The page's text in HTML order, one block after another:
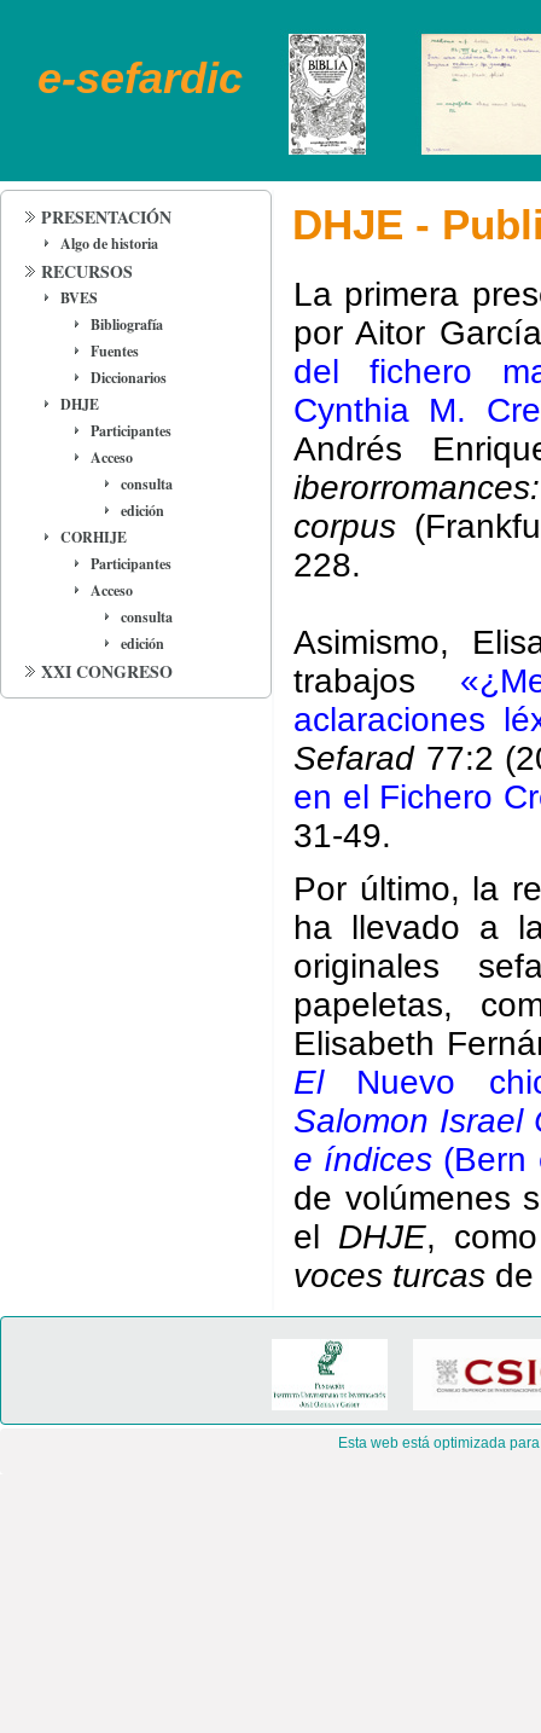
e-sefardic
PRESENTACIÓN
Algo de historia
RECURSOS
BVES
Bibliografía
Fuentes
Diccionarios
DHJE
Participantes
Acceso
consulta
edición
CORHIJE
Participantes
Acceso
consulta
edición
XXI CONGRESO
DHJE -
La primera
por Aitor
del fichero
Cynthia M.
Andrés
corpus
228.
Asimismo,
trabajos
aclaraciones
Sefarad77:2
en el Fichero
31-49.
Por último, la
ha llevado a
originales
papeletas,
Elisabeth
ElNuevo
Salomon Israel
e índices (Bern
de volúmenes
el DHJE,
voces turcas
Esta web está optimizada